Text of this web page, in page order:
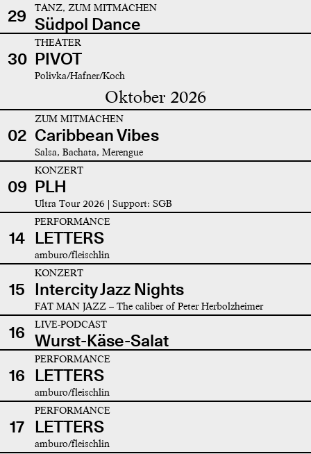
29 TANZ, ZUM MITMACHEN
Südpol Dance
30
THEATER
PIVOT
Polivka/Hafner/Koch
Oktober 2026
02
ZUM MITMACHEN
Caribbean Vibes
Salsa, Bachata, Merengue
09
KONZERT
PLH
Ultra Tour 2026 | Support: SGB
14
PERFORMANCE
LETTERS
amburo/fleischlin
15
KONZERT
Intercity Jazz Nights
FAT MAN JAZZ – The caliber of Peter Herbolzheimer
16 LIVE-PODCAST
Wurst-Käse-Salat
16
PERFORMANCE
LETTERS
amburo/fleischlin
17
PERFORMANCE
LETTERS
amburo/fleischlin